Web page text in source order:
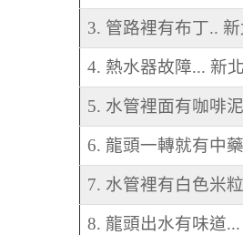
3. 管路裡有布丁..
4. 熱水器故障... 新
5. 水管裡面有咖啡
6. 龍頭一轉就有中
7. 水管裡有白色米
8. 龍頭出水有味道